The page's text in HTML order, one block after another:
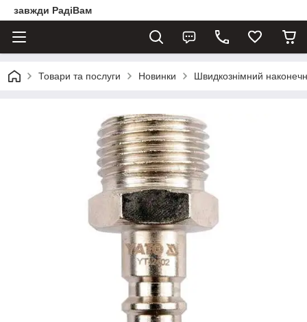
завжди РадіВам
Товари та послуги Новинки Швидкознімний